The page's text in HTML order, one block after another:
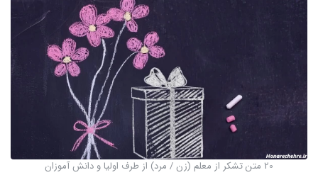
20 متن تشکر از معلم (زن / مرد) از طرف اولیا و دانش آموزان